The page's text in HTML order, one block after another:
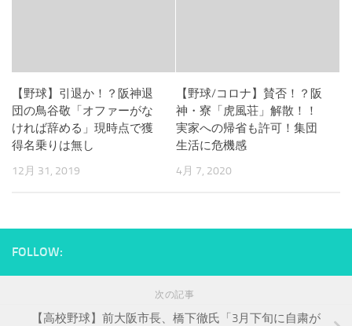
【野球】引退か！？阪神退
団の鳥谷敬「オファーがな
ければ辞める」現時点で獲
得名乗りは無し
12月 31, 2019
【野球/コロナ】賛否！？阪
神・寮「虎風荘」解散！！
実家への帰省も許可！集団
生活に危機感
4月 7, 2020
FOLLOW:
次の記事
【高校野球】前大阪市長、橋下徹氏「3月下旬に自粛が